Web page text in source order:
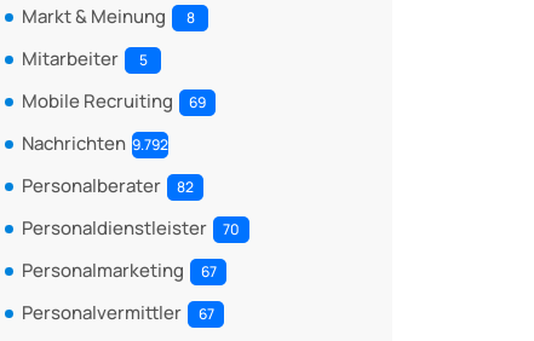
Markt & Meinung 8
Mitarbeiter 5
Mobile Recruiting 69
Nachrichten 9.792
Personalberater 82
Personaldienstleister 70
Personalmarketing 67
Personalvermittler 67